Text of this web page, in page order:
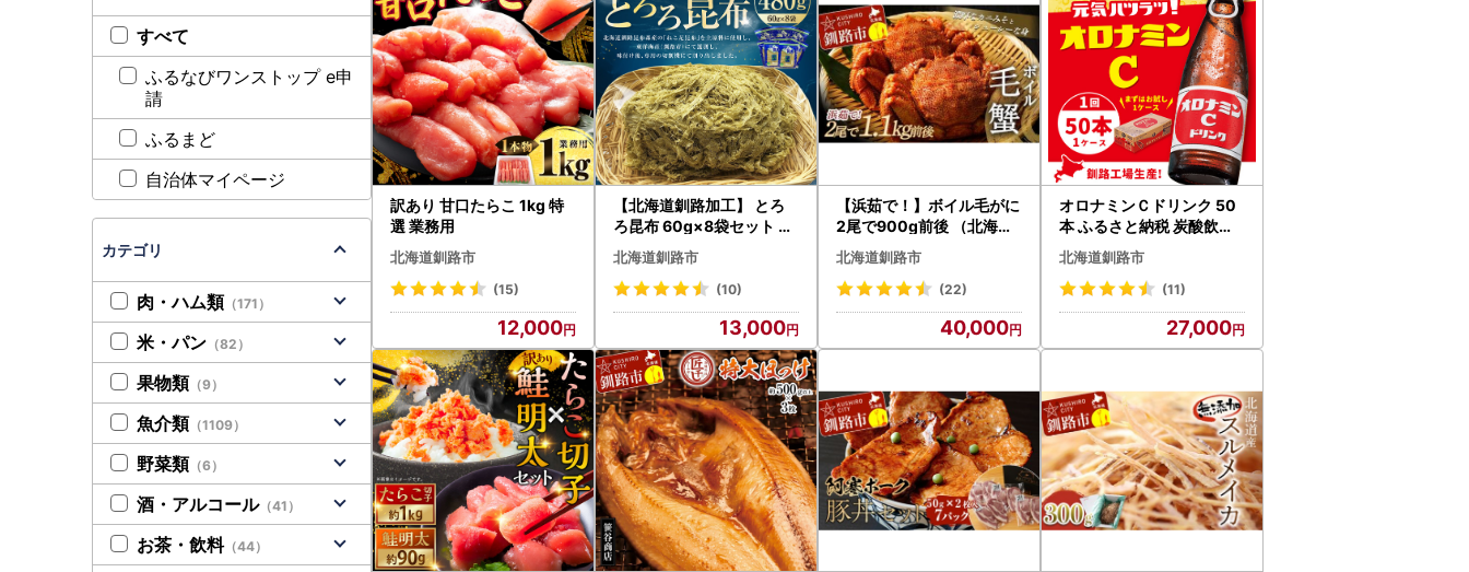
訳あり 甘口たらこ 1kg 特
選 業務用
北海道釧路市
(15)
12,000
【北海道釧路加工】 とろ
ろ昆布 60g×8袋セット ふ
るさと納税 とろろ昆布 F4
F-8612
北海道釧路市
(10)
13,000
【浜茹で！】ボイル毛がに
2尾で900g前後 （北海道
産/加工地 釧路）ふるさと
納税 かに 蟹 F4F-5339
北海道釧路市
(22)
40,000
オロナミンＣドリンク 50
本 ふるさと納税 炭酸飲料
F4F-5486
北海道釧路市
(11)
27,000
すべて
ふるなびワンストップ e申
請
ふるまど
自治体マイページ
カテゴリ
肉・ハム類 （171）
米・パン （82）
果物類 （9）
魚介類 （1109）
野菜類 （6）
酒・アルコール（41）
お茶・飲料（44）